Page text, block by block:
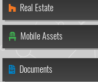
Real Estate
Mobile Assets
Documents